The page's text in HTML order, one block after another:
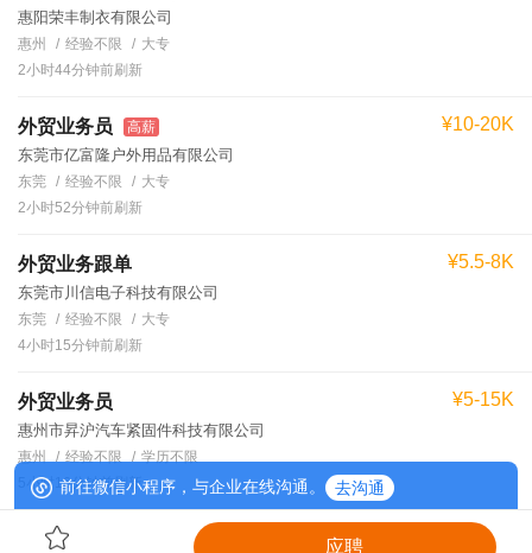
应聘
惠阳荣丰制衣有限公司
惠州 经验不限
大专
2小时44分钟前刷新
外贸业务员 高薪
东莞市亿富隆户外用品有限公司
¥10-20K
东莞 经验不限
大专
2小时52分钟前刷新
外贸业务跟单
东莞市川信电子科技有限公司
¥5.5-8K
东莞 经验不限
大专
4小时15分钟前刷新
外贸业务员
惠州市昇沪汽车紧固件科技有限公司
¥5-15K
惠州 经验不限
学历不限
5小时16分钟前刷新
前往微信小程序，与企业在线沟通。 去沟通